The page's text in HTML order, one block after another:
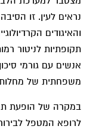
נראים לעין. זו
והאיגודים
תקופתיות לניטור
אנשים עם גורמי
משפחתית של
במקרה של הופעת
לרופא המטפל